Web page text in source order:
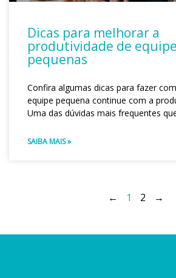
Dicas para melhorar a
produtividade de
pequenas
Confira algumas dicas para fazer
equipe pequena continue com a
Uma das dúvidas mais frequentes
SAIBA MAIS »
← 1 2 →